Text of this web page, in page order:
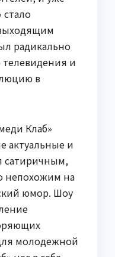
стало
радикально
и
в
Клаб»
актуальные и
непохожим на
юмор. Шоу
молодежной